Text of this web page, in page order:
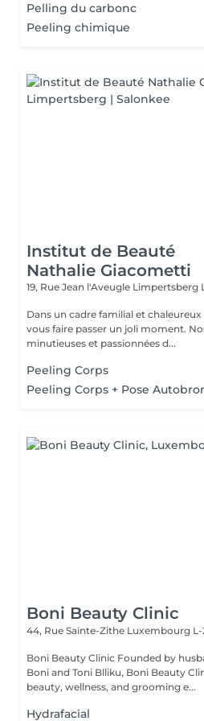
Pelling du carbonc
Peeling chimique
Institut de Beauté
Nathalie Giacometti
19, Rue Jean l'Aveugle Limpertsberg
Dans un cadre familial et
vous faire passer un joli moment.
minutieuses et passionnées d...
Peeling Corps
Peeling Corps + Pose
Boni Beauty Clinic
44, Rue Sainte-Zithe Luxembourg L-
Boni Beauty Clinic Founded by husband-and-wife team Irena
Boni and Toni Blliku, Boni Beauty
beauty, wellness, and grooming e...
Hydrafacial